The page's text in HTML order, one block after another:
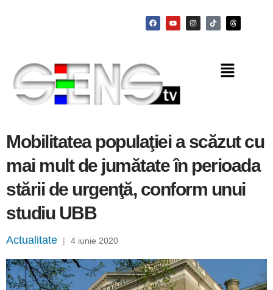
Mobilitatea populaţiei a scăzut cu
mai mult de jumătate în perioada
stării de urgenţă, conform unui
studiu UBB
Actualitate | 4 iunie 2020